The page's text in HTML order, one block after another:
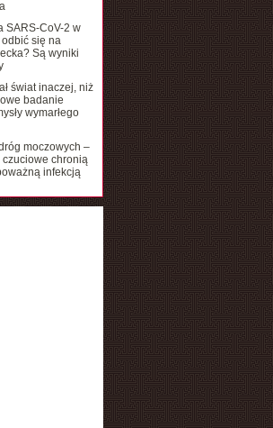
SARS-CoV-2 w
się na
Są wyniki
świat inaczej, niż
badanie
wymarłego
moczowych –
chronią
infekcją